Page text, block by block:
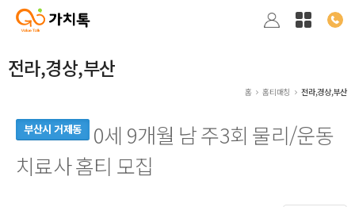
전라,경상,부산
홈 홈티매칭 전라,경상,부산
부산시 거제동
0세 9개월 남 주3회 물리/운동
치료사 홈티 모집